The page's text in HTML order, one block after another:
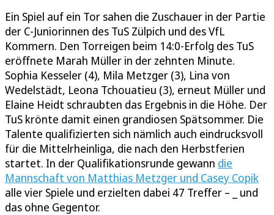
Ein Spiel auf ein Tor sahen die Zuschauer in der Partie
der C-Juniorinnen des TuS Zülpich und des VfL
Kommern. Den Torreigen beim 14:0-Erfolg des TuS
eröffnete Marah Müller in der zehnten Minute.
Sophia Kesseler (4), Mila Metzger (3), Lina von
Wedelstädt, Leona Tchouatieu (3), erneut Müller und
Elaine Heidt schraubten das Ergebnis in die Höhe. Der
TuS krönte damit einen grandiosen Spätsommer. Die
Talente qualifizierten sich nämlich auch eindrucksvoll
für die Mittelrheinliga, die nach den Herbstferien
startet. In der Qualifikationsrunde gewann die
Mannschaft von Matthias Metzger und Casey Copik
alle vier Spiele und erzielten dabei 47 Treffer – _ und
das ohne Gegentor.